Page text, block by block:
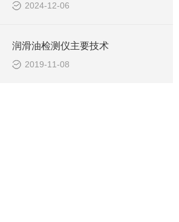
2024-12-06
润滑油检测仪主要技术
2019-11-08